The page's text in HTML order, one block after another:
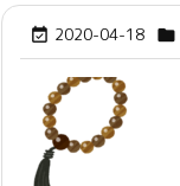
 2020-04-18 